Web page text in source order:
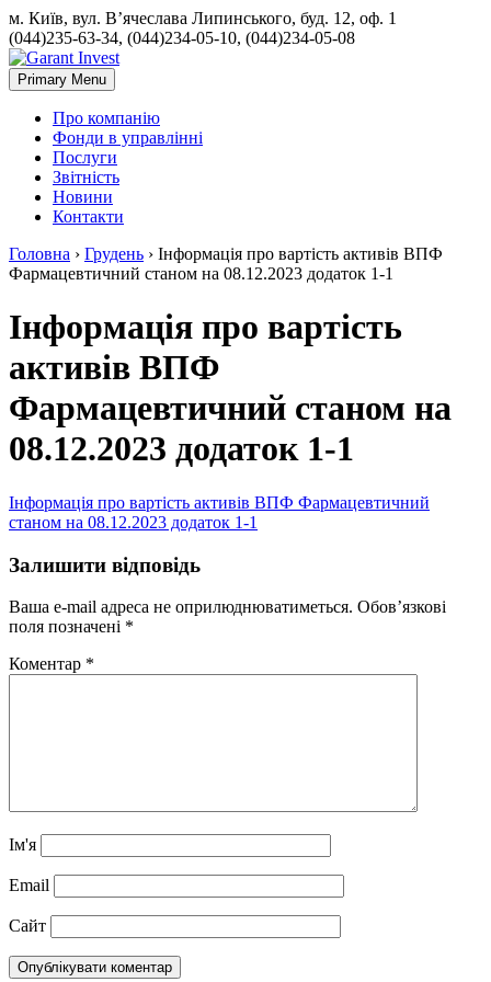
м. Київ, вул. В’ячеслава Липинського, буд. 12, оф. 1
(044)235-63-34, (044)234-05-10, (044)234-05-08
Primary Menu
Про компанію
Фонди в управлінні
Послуги
Звітність
Новини
Контакти
Головна › Грудень › Інформація про вартість активів ВПФ
Фармацевтичний станом на 08.12.2023 додаток 1-1
Інформація про вартість
активів ВПФ
Фармацевтичний станом на
08.12.2023 додаток 1-1
Інформація про вартість активів ВПФ Фармацевтичний
станом на 08.12.2023 додаток 1-1
Залишити відповідь
Ваша e-mail адреса не оприлюднюватиметься. Обов’язкові
поля позначені *
Коментар *
Ім'я
Email
Сайт